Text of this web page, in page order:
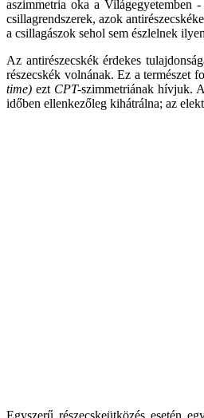
aszimmetria oka a Világegyetemben
csillagrendszerek, azok
a csillagászok sehol sem észlelnek
Az antirészecskék érdekes
részecskék volnának. Ez a természet
time)ezt CPT-szimmetriának hívjuk.
időben ellenkezőleg kihátrálna; az
Egyszerű részecskeütközés esetén